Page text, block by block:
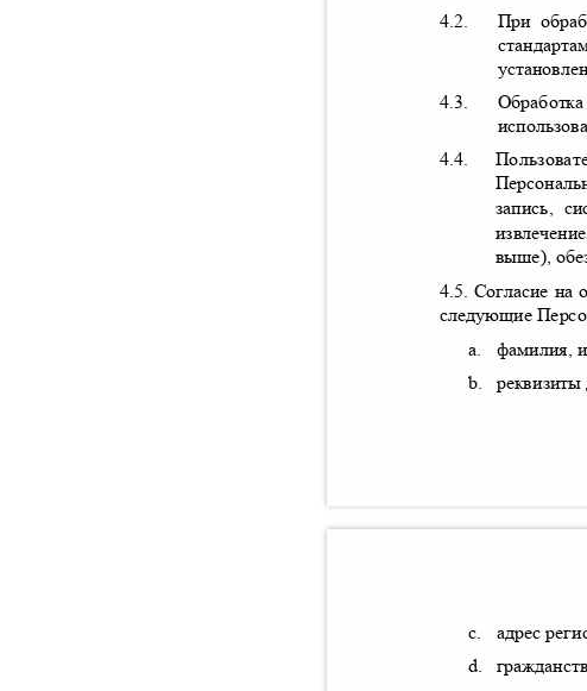
4.2.
При
4.3.
4.4.
запись,
извлечение
выше),
4.5.Согласие на
следующие
a. фамилия ,
b. реквизиты
c. адрес
d.